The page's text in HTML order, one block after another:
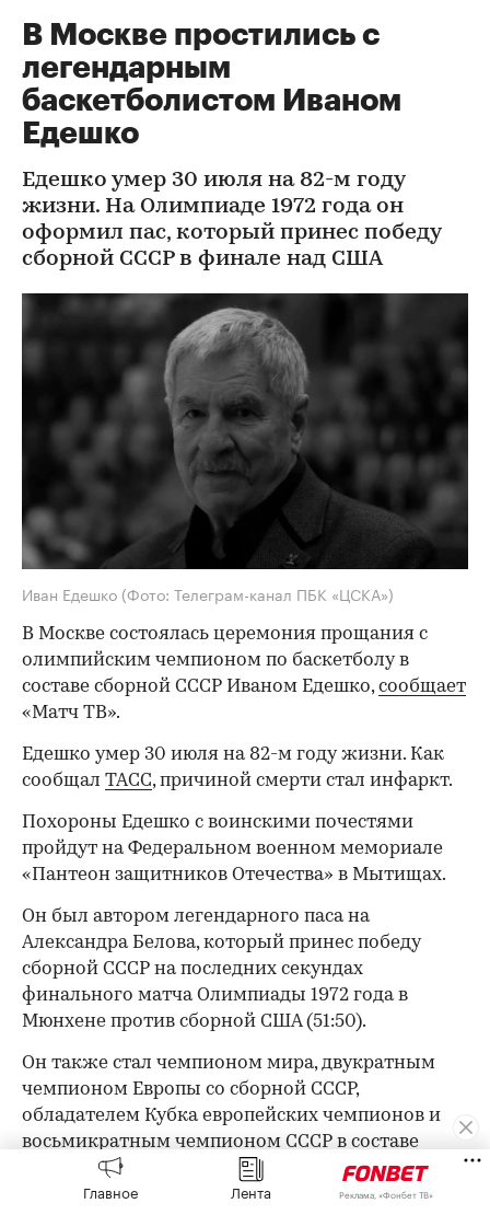
В Москве простились с
легендарным
баскетболистом Иваном
Едешко
Едешко умер 30 июля на 82-м году
жизни. На Олимпиаде 1972 года он
оформил пас, который принес победу
сборной СССР в финале над США
Иван Едешко (Фото: Телеграм-канал ПБК «ЦСКА»)
В Москве состоялась церемония прощания с
олимпийским чемпионом по баскетболу в
составе сборной СССР Иваном Едешко,сообщает
«Матч ТВ».
Едешко умер 30 июля на 82-м году жизни. Как
сообщал ТАСС, причиной смерти стал инфаркт.
Похороны Едешко с воинскими почестями
пройдут на Федеральном военном мемориале
«Пантеон защитников Отечества» в Мытищах.
Он был автором легендарного паса на
Александра Белова, который принес победу
сборной СССР на последних секундах
финального матча Олимпиады 1972 года в
Мюнхене против сборной США (51:50).
Он также стал чемпионом мира, двукратным
чемпионом Европы со сборной СССР,
обладателем Кубка европейских чемпионов и
восьмикратным чемпионом СССР в составе
Главное Лента Реклама, «Фонбет ТВ»